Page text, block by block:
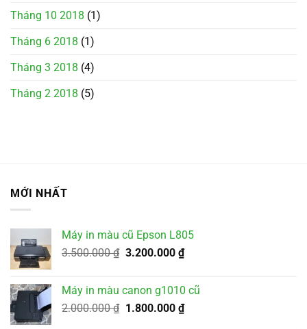
Tháng 10 2018 (1)
Tháng 6 2018 (1)
Tháng 3 2018 (4)
Tháng 2 2018 (5)
MỚI NHẤT
Máy in màu cũ Epson L805
3.500.000₫ Giá
3.500.000 ₫.
3.200.000 ₫Giá
là:
3.200.000 ₫.
Máy in màu canon g1010 cũ
2.000.000₫ Giá
1.800.000 ₫Giá